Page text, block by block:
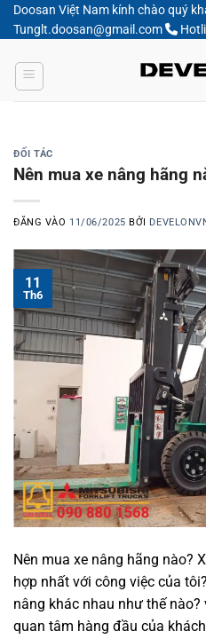
Bỏ
qua
dung
Doosan Việt Nam kính chào quý
Tunglt.doosan@gmail.com
ĐỐI TÁC
Nên mua xe nâng hãng
ĐĂNG VÀO 11/06/2025 BỞI
11
Th6
Nên mua xe nâng hãng nào?
hợp nhất với công việc của
nâng khác nhau như thế
quan tâm hàng đầu của